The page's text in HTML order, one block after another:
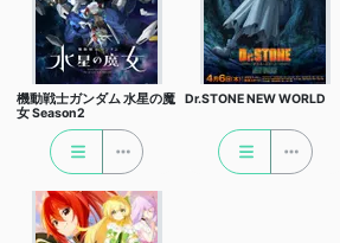
機動戦士ガンダム 水星の魔
女 Season2
Dr.STONE NEW WORLD